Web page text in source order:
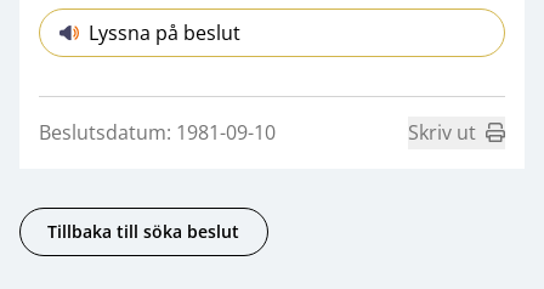
Lyssna på beslut
Beslutsdatum: 1981-09-10 Skriv ut
Tillbaka till söka beslut